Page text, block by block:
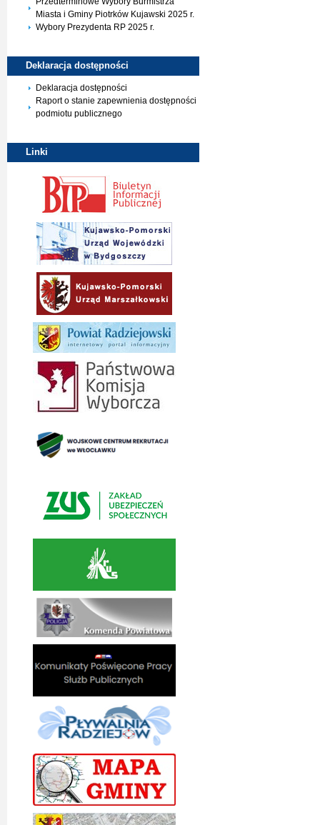
Miasta i Gminy Piotrków Kujawski 2025 r.
Wybory Prezydenta RP 2025 r.
Deklaracja dostępności
Deklaracja dostępności
Raport o stanie zapewnienia dostępności
podmiotu publicznego
Linki